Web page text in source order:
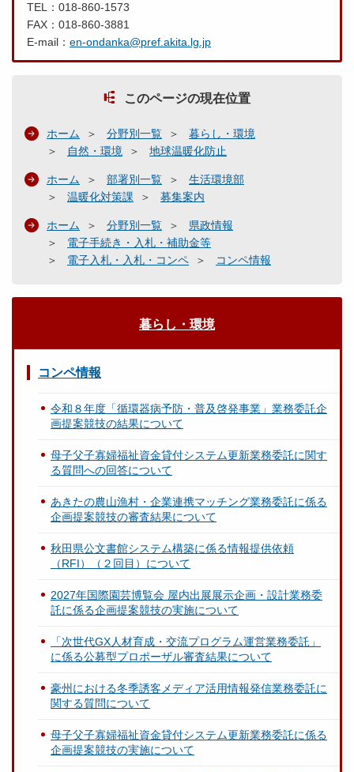
TEL：018-860-1573
FAX：018-860-3881
E-mail： en-ondanka@pref.akita.lg.jp
このページの現在位置
ホーム 分野別一覧
暮らし・環境
自然・環境
地球温暖化防止
ホーム 部署別一覧
生活環境部
温暖化対策課
募集案内
ホーム 分野別一覧
県政情報
電子手続き・入札・補助金等
電子入札・入札・コンペ
コンペ情報
暮らし・環境
コンペ情報
令和８年度「循環器病予防・普及啓発事業」業務委託企
画提案競技の結果について
母子父子寡婦福祉資金貸付システム更新業務委託に関す
る質問への回答について
あきたの農山漁村・企業連携マッチング業務委託に係る
企画提案競技の審査結果について
秋田県公文書館システム構築に係る情報提供依頼
（RFI）（２回目）について
2027年国際園芸博覧会 屋内出展展示企画・設計業務委
託に係る企画提案競技の実施について
「次世代GX人材育成・交流プログラム運営業務委託」
に係る公募型プロポーザル審査結果について
豪州における冬季誘客メディア活用情報発信業務委託に
関する質問について
母子父子寡婦福祉資金貸付システム更新業務委託に係る
企画提案競技の実施について